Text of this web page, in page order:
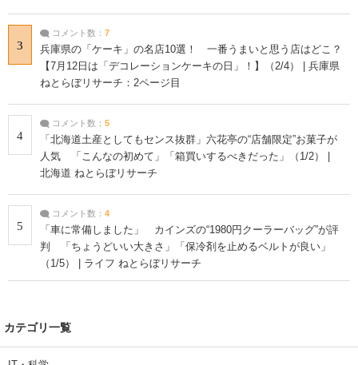
3
コメント数： 7
兵庫県の「ケーキ」の名店10選！ 一番うまいと思う店はどこ？
【7月12日は「デコレーションケーキの日」！】（2/4） | 兵庫県
ねとらぼリサーチ：2ページ目
4
コメント数： 5
「北海道土産としてもセンス抜群」六花亭の“店舗限定”お菓子が
人気 「こんなの初めて」「箱買いするべきだった」（1/2） |
北海道 ねとらぼリサーチ
5
コメント数： 4
「車に常備しました」 カインズの“1980円クーラーバッグ”が評
判 「ちょうどいい大きさ」「保冷剤を止めるベルトが良い」
（1/5） | ライフ ねとらぼリサーチ
カテゴリ一覧